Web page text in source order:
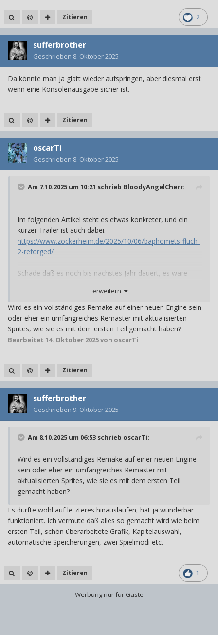
2
Zitieren
sufferbrother
Geschrieben 8. Oktober 2025
Da könnte man ja glatt wieder aufspringen, aber diesmal erst
wenn eine Konsolenausgabe sicher ist.
Zitieren
oscarTi
Geschrieben 8. Oktober 2025
Am 7.10.2025 um 10:21 schrieb BloodyAngelCherr:
Im folgenden Artikel steht es etwas konkreter, und ein
kurzer Trailer ist auch dabei.
https://www.zockerheim.de/2025/10/06/baphomets-fluch-
2-reforged/
Schade daß es noch bis nächstes Jahr dauert, es wäre
Revolution die gleiche Qualität abliefern wird wie schon
beim ersten Teil, daher werde ich wohl hochzufrieden sein
wenn es denn da ist.
Mir kommen da auch gleich ein par mögliche Trophäen in
den Sinn. Eine hätte mit einer empfindlichen Nase zu tun,
Und hier noch das Kickstarter Projekt dazu:
https://www.kickstarter.com/projects/revolution-
ref=creator_tabHab mir das Kickstarter-Video angeschaut
– richtig nostalgisch! Nebenbei: Auf
auch über ein paar coole Indie-Games gestolpert, die
denselben Stil haben. Vielleicht was für Fans von Broken
erweitern
Wird es ein vollständiges Remake auf einer neuen Engine sein
oder eher ein umfangreiches Remaster mit aktualisierten
Sprites, wie sie es mit dem ersten Teil gemacht haben?
Bearbeitet 14. Oktober 2025von oscarTi
Zitieren
sufferbrother
Geschrieben 9. Oktober 2025
Am 8.10.2025 um 06:53 schrieb oscarTi:
Wird es ein vollständiges Remake auf einer neuen Engine
sein oder eher ein umfangreiches Remaster mit
aktualisierten Sprites, wie sie es mit dem ersten Teil
gemacht haben?
Es dürfte wohl auf letzteres hinauslaufen, hat ja wunderbar
funktioniert. Ich vermute daß alles so gemacht wird wie beim
ersten Teil, schön überarbeitete Grafik, Kapitelauswahl,
automatische Speicherungen, zwei Spielmodi etc.
1
Zitieren
- Werbung nur für Gäste -